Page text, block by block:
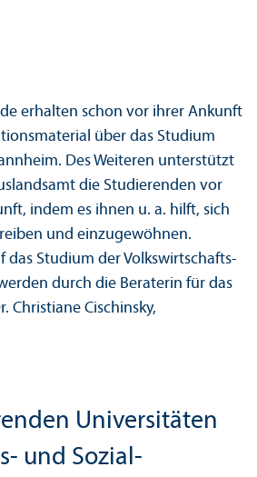
erhalten schon vor ihrer Ankunft
über das Studium
Des Weiteren unter­stützt
die Studierenden vor
indem es ihnen u. a. hilft, sich
und einzugewöhnen.
das Studium der Volkswirtschafts­
durch die Beraterin für das
Christiane Cischinsky,
Universitäten
und Sozial­